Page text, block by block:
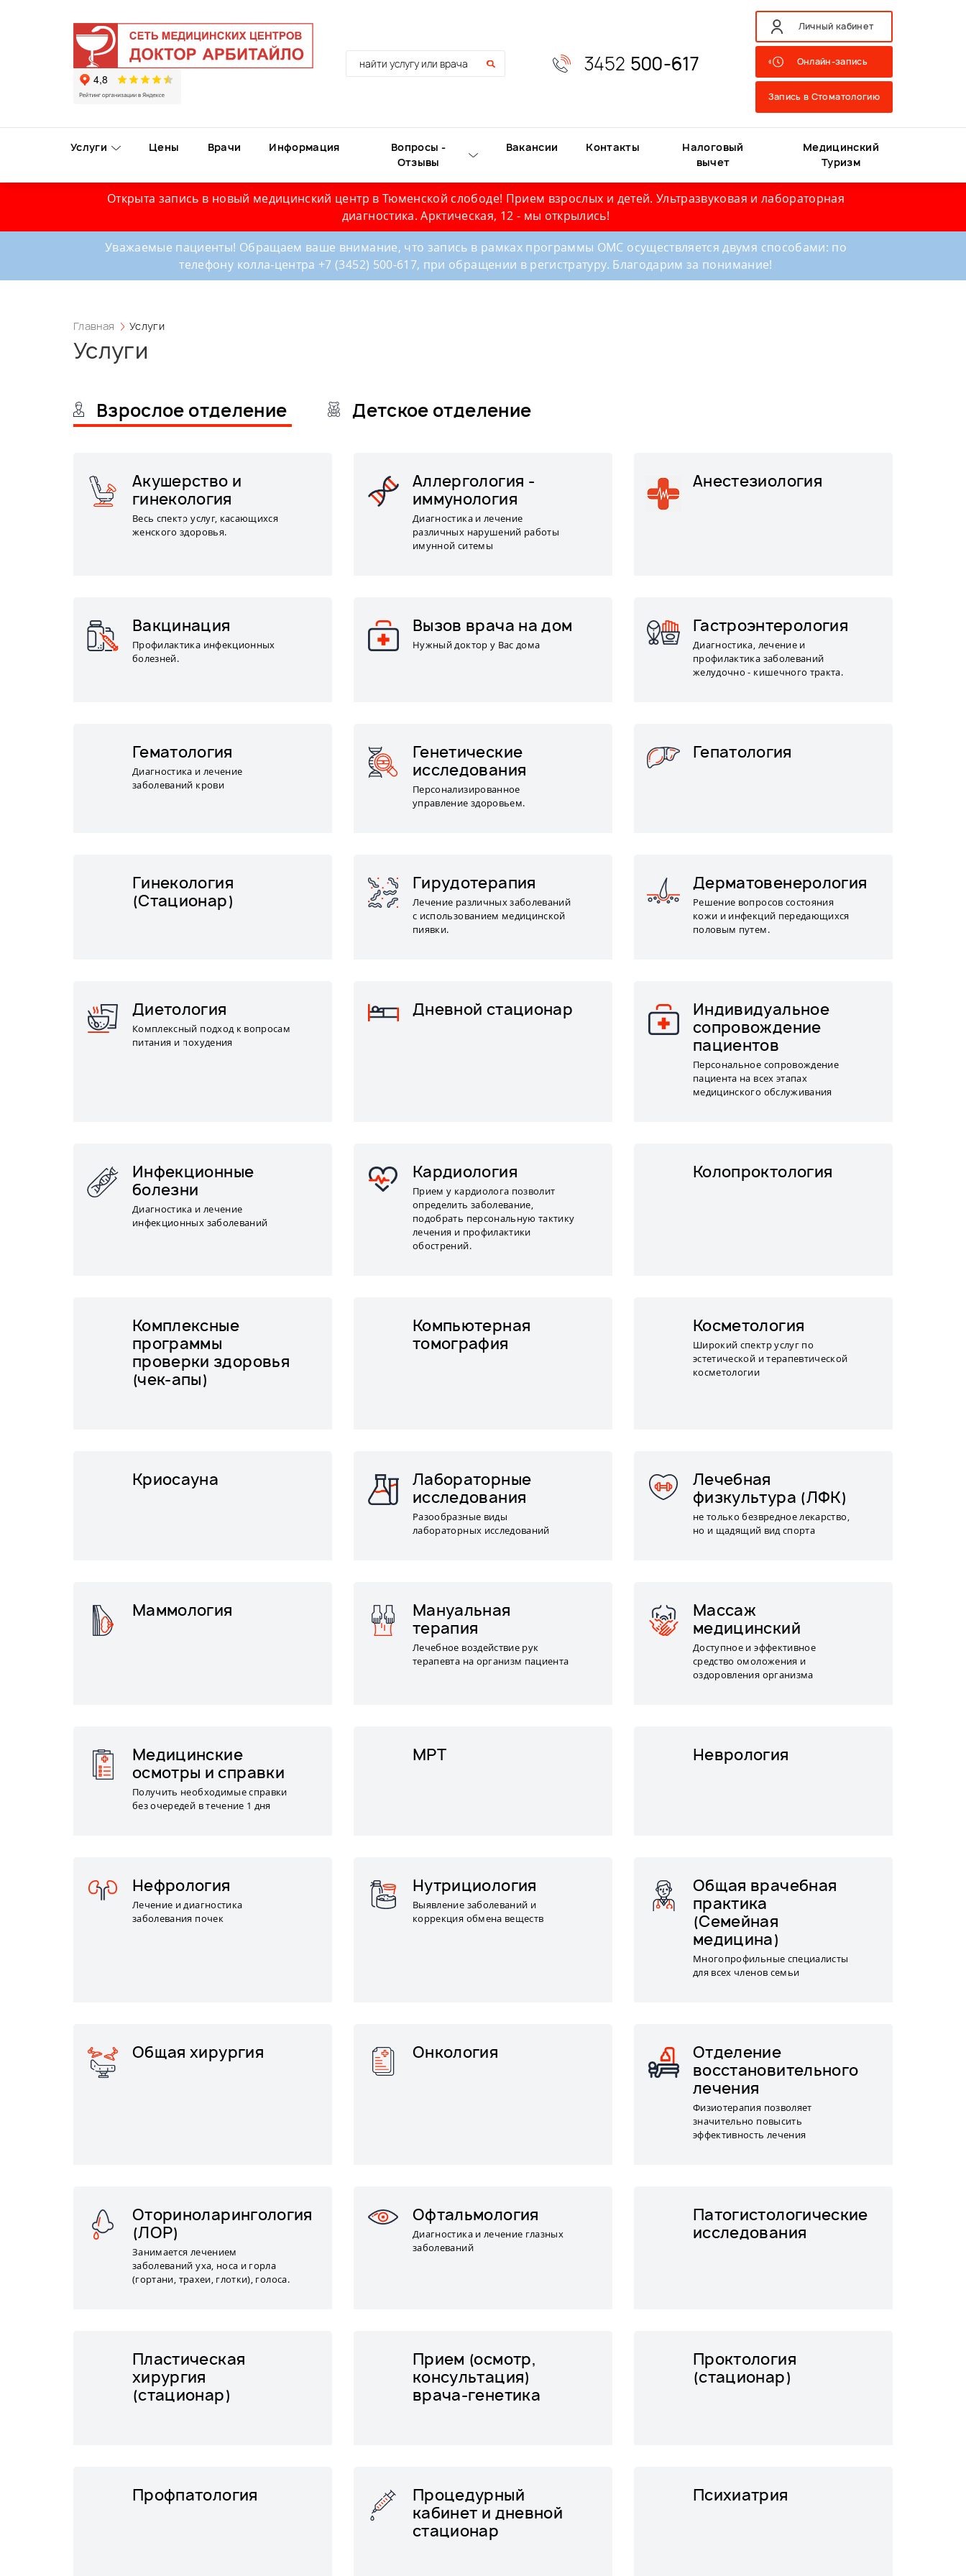
3452 500-617
Личный кабинет
Онлайн-запись
Запись в Стоматологию
Услуги Цены Врачи Информация
Вопросы -
Отзывы
Вакансии Контакты
Налоговый
вычет
Медицинский
Туризм
Открыта запись в новый медицинский центр в Тюменской слободе! Прием взрослых и детей. Ультразвуковая и лабораторная
диагностика. Арктическая, 12 - мы открылись!
Уважаемые пациенты! Обращаем ваше внимание, что запись в рамках программы ОМС осуществляется двумя способами: по
телефону колла-центра +7 (3452) 500-617, при обращении в регистратуру. Благодарим за понимание!
Главная Услуги
Услуги
Взрослое отделение Детское отделение
Акушерство и
гинекология
Весь спектр услуг, касающихся
женского здоровья.
Аллергология -
иммунология
Диагностика и лечение
различных нарушений работы
имунной ситемы
Анестезиология
Вакцинация
Профилактика инфекционных
болезней.
Вызов врача на дом
Нужный доктор у Вас дома
Гастроэнтерология
Диагностика, лечение и
профилактика заболеваний
желудочно - кишечного тракта.
Гематология
Диагностика и лечение
заболеваний крови
Генетические
исследования
Персонализированное
управление здоровьем.
Гепатология
Гинекология
(Стационар)
Гирудотерапия
Лечение различных заболеваний
с использованием медицинской
пиявки.
Дерматовенерология
Решение вопросов состояния
кожи и инфекций передающихся
половым путем.
Диетология
Комплексный подход к вопросам
питания и похудения
Дневной стационар
Индивидуальное
сопровождение
пациентов
Персональное сопровождение
пациента на всех этапах
медицинского обслуживания
Инфекционные
болезни
Диагностика и лечение
инфекционных заболеваний
Кардиология
Прием у кардиолога позволит
определить заболевание,
подобрать персональную тактику
лечения и профилактики
обострений.
Колопроктология
Комплексные
программы
проверки здоровья
(чек-апы)
Компьютерная
томография
Косметология
Широкий спектр услуг по
эстетической и терапевтической
косметологии
Криосауна
Лабораторные
исследования
Разообразные виды
лабораторных исследований
Лечебная
физкультура (ЛФК)
не только безвредное лекарство,
но и щадящий вид спорта
Маммология
Мануальная
терапия
Лечебное воздействие рук
терапевта на организм пациента
Массаж
медицинский
Доступное и эффективное
средство омоложения и
оздоровления организма
Медицинские
осмотры и справки
Получить необходимые справки
без очередей в течение 1 дня
МРТ Неврология
Нефрология
Лечение и диагностика
заболевания почек
Нутрициология
Выявление заболеваний и
коррекция обмена веществ
Общая врачебная
практика
(Семейная
медицина)
Многопрофильные специалисты
для всех членов семьи
Общая хирургия Онкология
Отделение
восстановительного
лечения
Физиотерапия позволяет
значительно повысить
эффективность лечения
Оториноларингология
(ЛОР)
Занимается лечением
заболеваний уха, носа и горла
(гортани, трахеи, глотки), голоса.
Офтальмология
Диагностика и лечение глазных
заболеваний
Патогистологические
исследования
Пластическая
хирургия
(стационар)
Прием (осмотр,
консультация)
врача-генетика
Проктология
(стационар)
Профпатология
Процедурный
кабинет и дневной
стационар
Психиатрия